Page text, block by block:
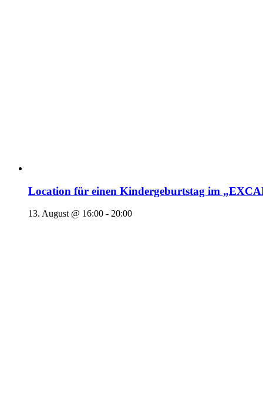
Location für einen Kindergeburtstag im
13. August @ 16:00 - 20:00